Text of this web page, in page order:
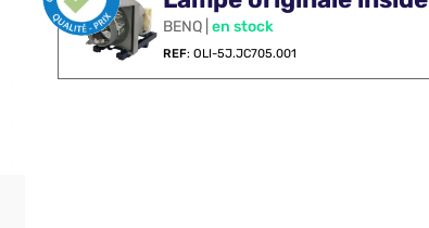
BENQ | en stock
REF: OLI-5J.JC705.001